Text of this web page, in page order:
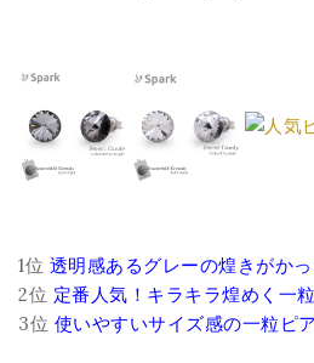
1位 透明感あるグレーの煌きがか
2位 定番人気！キラキラ煌めく一
3位 使いやすいサイズ感の一粒ピ